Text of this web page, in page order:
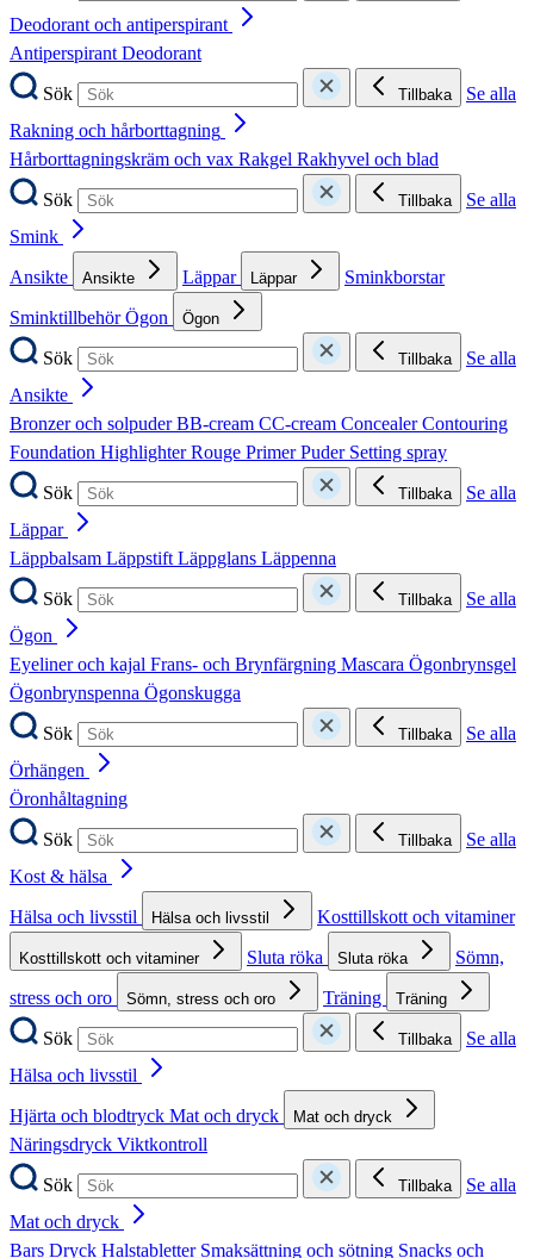
Deodorant och antiperspirant
AntiperspirantDeodorant
Sök
Tillbaka
Se alla
Rakning och hårborttagning
Hårborttagningskräm och vax Rakgel Rakhyvel och blad
Sök
Tillbaka
Se alla
Smink
Ansikte
Ansikte Läppar Läppar
Sminkborstar
SminktillbehörÖgon Ögon
Sök Tillbaka
Se alla
Ansikte
Bronzer och solpuderBB-cream CC-cream ConcealerContouring
Foundation HighlighterRouge PrimerPuder Setting spray
Sök
Tillbaka
Se alla
Läppar
Läppbalsam LäppstiftLäppglans Läppenna
Sök
Tillbaka
Se alla
Ögon
Eyeliner och kajal Frans- och Brynfärgning Mascara Ögonbrynsgel
Ögonbrynspenna Ögonskugga
Sök
Tillbaka
Se alla
Örhängen
Öronhåltagning
Sök
Tillbaka
Se alla
Kost & hälsa
Hälsa och livsstil
Hälsa och livsstil Kosttillskott och vitaminer
Kosttillskott och vitaminer Sluta röka Sluta röka
Sömn,
stress och oro
Sömn, stress och oro Träning Träning
Sök Tillbaka
Se alla
Hälsa och livsstil
Hjärta och blodtryck Mat och dryck Mat och dryck
Näringsdryck Viktkontroll
Sök
Tillbaka
Se alla
Mat och dryck
Bars Dryck Halstabletter Smaksättning och sötning Snacks och